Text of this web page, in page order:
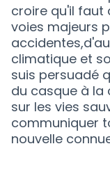
croire qu'il faut
voies majeurs
climatique et
suis persuadé
du casque à la
sur les vies
communiquer
nouvelle